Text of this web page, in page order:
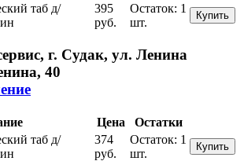
таб д/
395
руб.
Остаток: 1
шт.
Купить
г. Судак, ул. Ленина
40
Цена
Остатки
таб д/
374
руб.
Остаток: 1
шт.
Купить